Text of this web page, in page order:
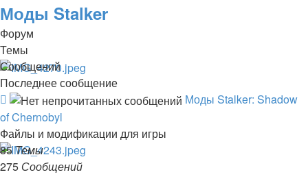
Моды Stalker
Форум
Темы
Сообщений
Последнее сообщение
Канал
-
Моды
Stalker:
Shadow
Моды Stalker: Shadow
of Chernobyl
Файлы и модификации для игры
85Темы
275 Сообщений